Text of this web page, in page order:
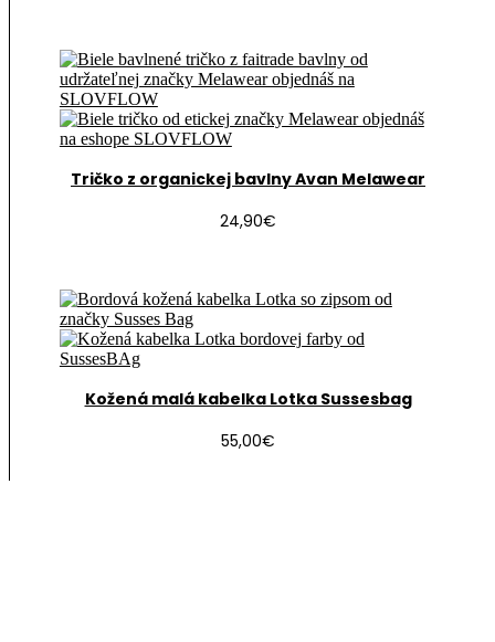
Tričko z organickej bavlny Avan Melawear
24,90€
Kožená malá kabelka Lotka Sussesbag
55,00€